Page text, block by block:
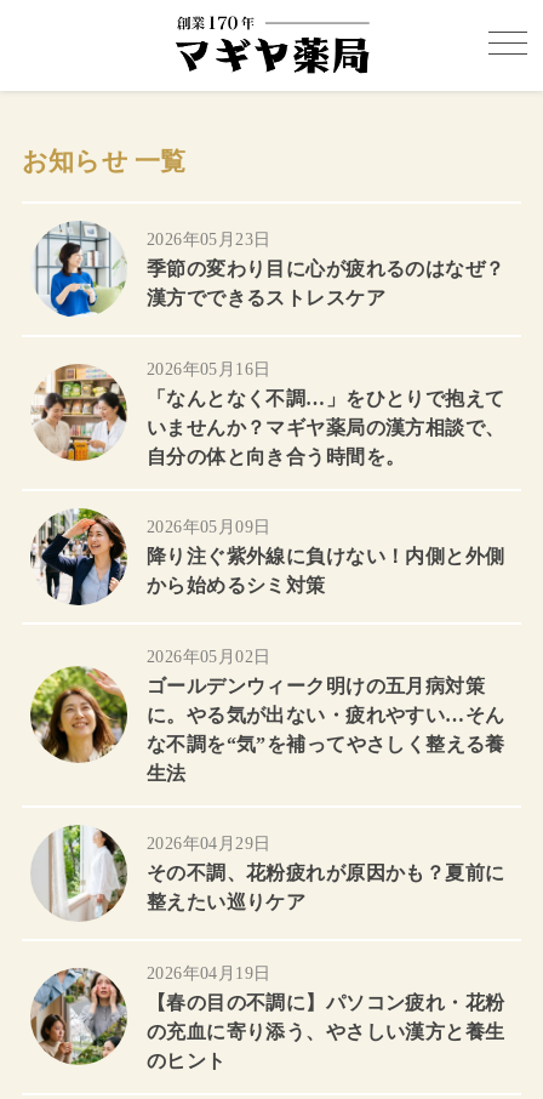
お知らせ 一覧
2026年05月23日
季節の変わり目に心が疲れるのはなぜ？
漢方でできるストレスケア
2026年05月16日
「なんとなく不調…」をひとりで抱えて
いませんか？マギヤ薬局の漢方相談で、
自分の体と向き合う時間を。
2026年05月09日
降り注ぐ紫外線に負けない！内側と外側
から始めるシミ対策
2026年05月02日
ゴールデンウィーク明けの五月病対策
に。やる気が出ない・疲れやすい…そん
な不調を“気”を補ってやさしく整える養
生法
2026年04月29日
その不調、花粉疲れが原因かも？夏前に
整えたい巡りケア
2026年04月19日
【春の目の不調に】パソコン疲れ・花粉
の充血に寄り添う、やさしい漢方と養生
のヒント